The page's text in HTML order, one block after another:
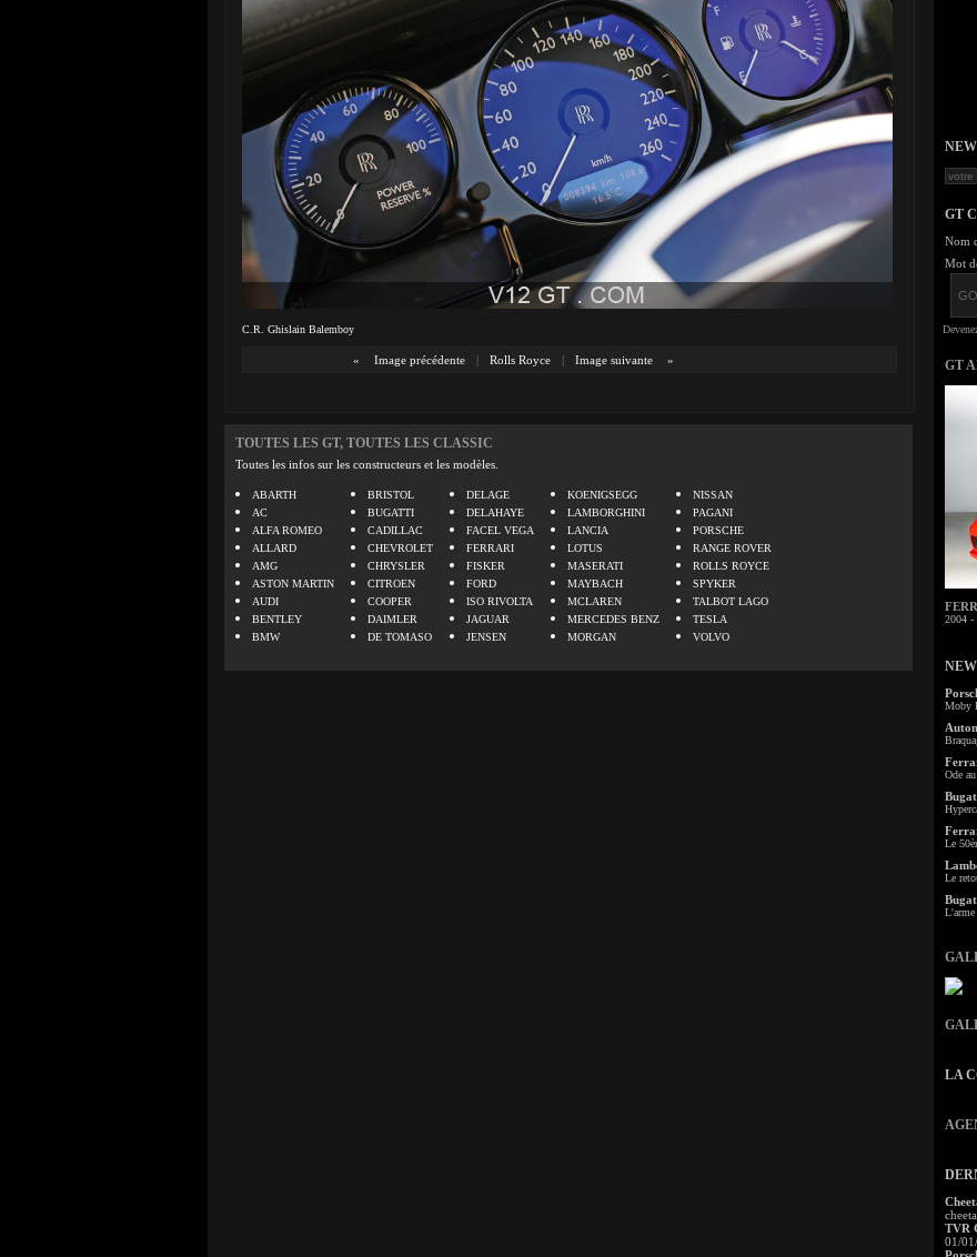
C.R. Ghislain Balemboy
« Image précédente | Rolls Royce | Image suivante »
TOUTES LES GT, TOUTES LES CLASSIC
Toutes les infos sur les constructeurs et les modèles.
ABARTH
AC
ALFA ROMEO
ALLARD
AMG
ASTON MARTIN
AUDI
BENTLEY
BMW
BRISTOL
BUGATTI
CADILLAC
CHEVROLET
CHRYSLER
CITROEN
COOPER
DAIMLER
DE TOMASO
DELAGE
DELAHAYE
FACEL VEGA
FERRARI
FISKER
FORD
ISO RIVOLTA
JAGUAR
JENSEN
KOENIGSEGG
LAMBORGHINI
LANCIA
LOTUS
MASERATI
MAYBACH
MCLAREN
MERCEDES BENZ
MORGAN
NISSAN
PAGANI
PORSCHE
RANGE ROVER
ROLLS ROYCE
SPYKER
TALBOT LAGO
TESLA
VOLVO
GT
Nom
Mot
GT
2004 -
Moby
Ode
Le
Le
L'arme
LA
TVR
01/